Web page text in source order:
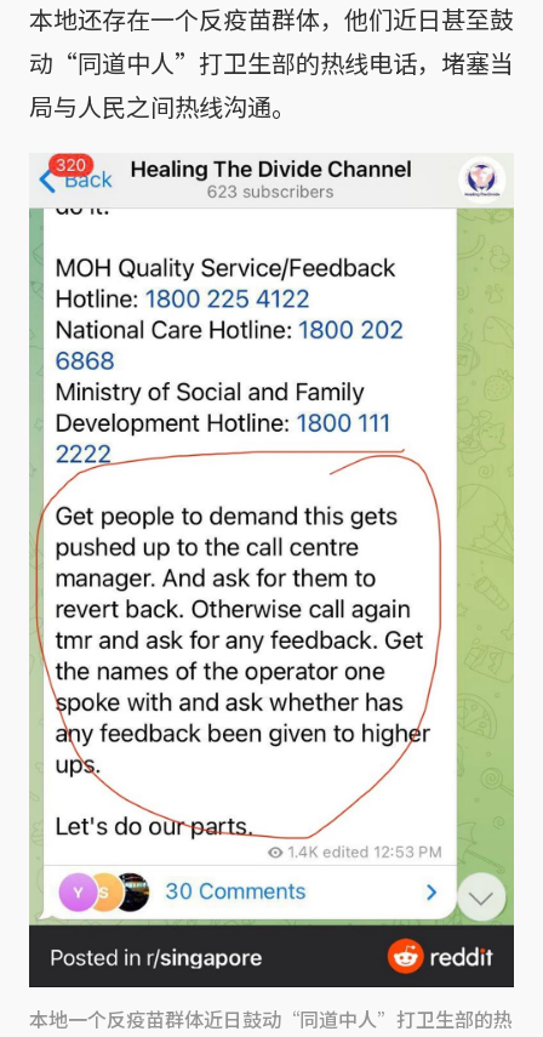
本地还存在一个反疫苗群体，他们近日甚至鼓
动“同道中人”打卫生部的热线电话，堵塞当
局与人民之间热线沟通。
本地一个反疫苗群体近日鼓动“同道中人”打卫生部的热